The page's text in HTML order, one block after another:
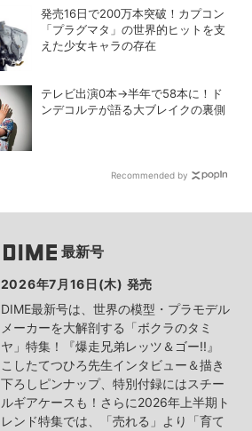
発売16日で200万本突破！カプコン
「プラグマタ」の世界的ヒットを支
えた少女キャラの存在
テレビ出演0本→半年で58本に！ド
ンデコルテが語る大ブレイクの裏側
Recommended by
最新号
2026年7月16日(木) 発売
DIME最新号は、世界の模型・プラモデル
メーカーを大解剖する「ボクラのタミ
ヤ」特集！『爆走兄弟レッツ＆ゴー!!』
こしたてつひろ先生インタビュー＆描き
下ろしピンナップ、特別付録にはスチー
ルギアケースも！さらに2026年上半期ト
レンド特集では、「売れる」より「育て